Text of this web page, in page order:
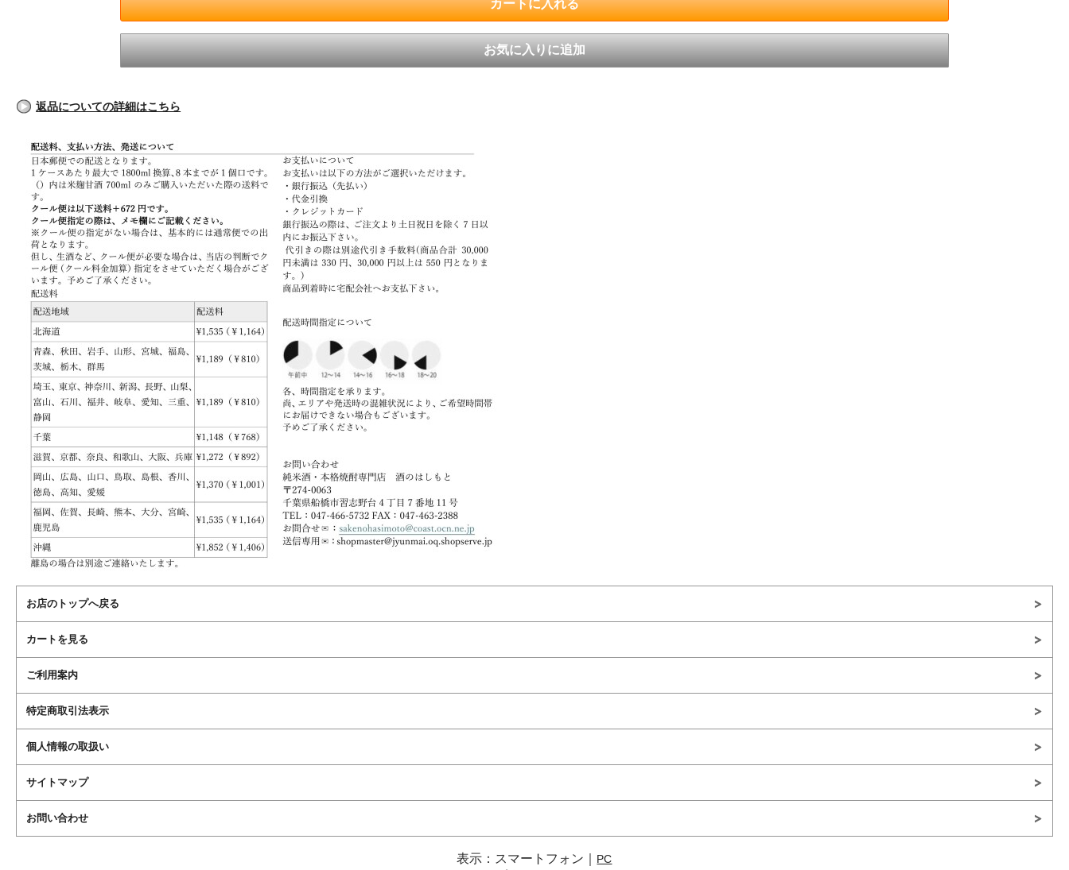
返品についての詳細はこちら
お店のトップへ戻る
カートを見る
ご利用案内
特定商取引法表示
個人情報の取扱い
サイトマップ
お問い合わせ
表示：スマートフォン｜ PC